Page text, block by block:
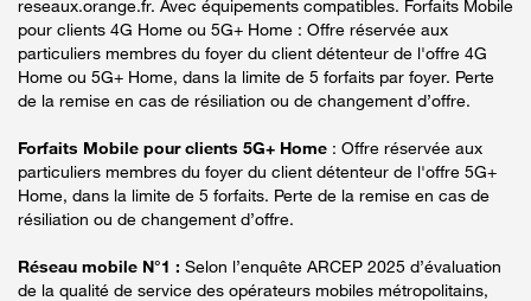
reseaux.orange.fr. Avec équipements compatibles. Forfaits Mobile
pour clients 4G Home ou 5G+ Home : Offre réservée aux
particuliers membres du foyer du client détenteur de l'offre 4G
Home ou 5G+ Home, dans la limite de 5 forfaits par foyer. Perte
de la remise en cas de résiliation ou de changement d’offre.
Forfaits Mobile pour clients 5G+ Home : Offre réservée aux
particuliers membres du foyer du client détenteur de l'offre 5G+
Home, dans la limite de 5 forfaits. Perte de la remise en cas de
résiliation ou de changement d’offre.
Réseau mobile N°1 : Selon l’enquête ARCEP 2025 d’évaluation
de la qualité de service des opérateurs mobiles métropolitains,